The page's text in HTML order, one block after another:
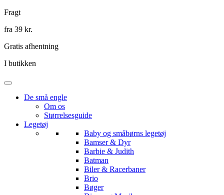
Fragt
fra 39 kr.
Gratis afhentning
I butikken
De små engle
Om os
Størrelsesguide
Legetøj
Baby og småbørns legetøj
Bamser & Dyr
Barbie & Judith
Batman
Biler & Racerbaner
Brio
Bøger